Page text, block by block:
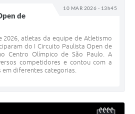
10 MAR 2026 - 13h45
de
2026, atletas da equipe de Atletismo
do I Circuito Paulista Open de
Centro Olímpico de São Paulo. A
competidores e contou com a
diferentes categorias.